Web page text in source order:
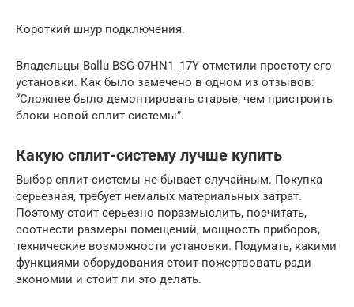
Короткий шнур подключения.
Владельцы Ballu BSG-07HN1_17Y отметили простоту его
установки. Как было замечено в одном из отзывов:
“Сложнее было демонтировать старые, чем пристроить
блоки новой сплит-системы”.
Какую сплит-систему лучше купить
Выбор сплит-системы не бывает случайным. Покупка
серьезная, требует немалых материальных затрат.
Поэтому стоит серьезно поразмыслить, посчитать,
соотнести размеры помещений, мощность приборов,
технические возможности установки. Подумать, какими
функциями оборудования стоит пожертвовать ради
экономии и стоит ли это делать.